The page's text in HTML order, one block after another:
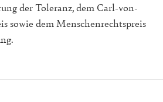
der Toleranz, dem Carl-von-
sowie dem Menschenrechtspreis